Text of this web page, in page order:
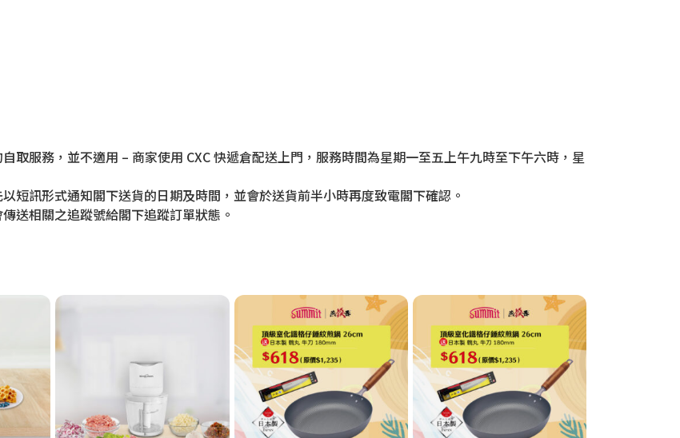
取服務，並不適用 – 商家使用 CXC 快遞倉配送上門，服務時間為星期一至五上午九時至下午六時，星
短訊形式通知閣下送貨的日期及時間，並會於送貨前半小時再度致電閣下確認。
送相關之追蹤號給閣下追蹤訂單狀態。